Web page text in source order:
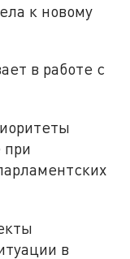
к новому
в работе с
в